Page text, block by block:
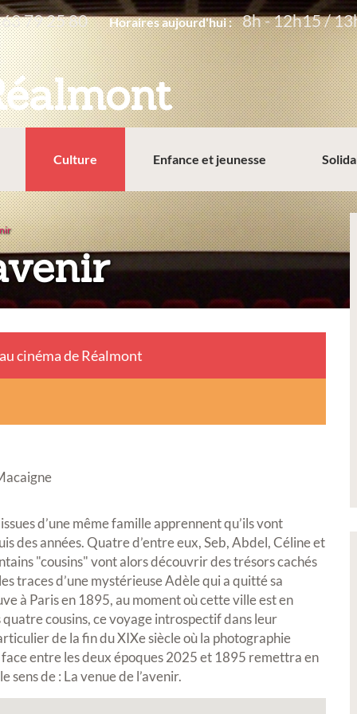
79 25 80 Horaires aujourd'hui : 8h - 12h15 /
Culture Enfance et jeunesse
au cinéma de Réalmont
d’une même famille apprennent qu’ils vont
des années. Quatre d’entre eux, Seb, Abdel, Céline et
"cousins" vont alors découvrir des trésors cachés
traces d’une mystérieuse Adèle qui a quitté sa
à Paris en 1895, au moment où cette ville est en
cousins, ce voyage introspectif dans leur
de la fin du XIXe siècle où la photographie
face entre les deux époques 2025 et 1895 remettra en
de : La venue de l’avenir.